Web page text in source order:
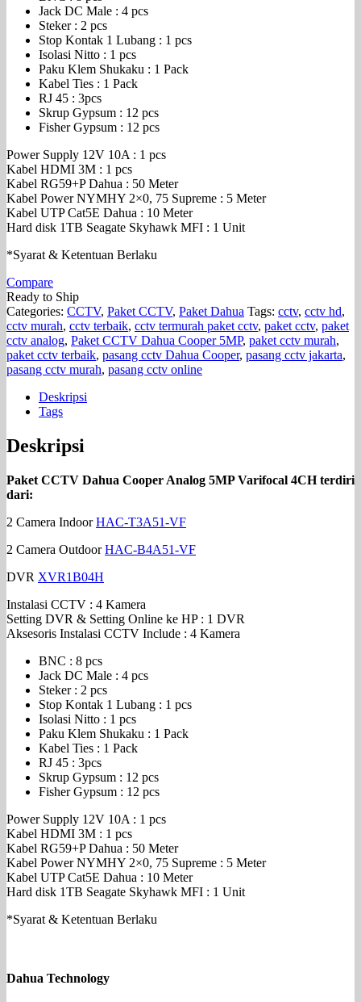
Jack DC Male : 4 pcs
Steker : 2 pcs
Stop Kontak 1 Lubang : 1 pcs
Isolasi Nitto : 1 pcs
Paku Klem Shukaku : 1 Pack
Kabel Ties : 1 Pack
RJ 45 : 3pcs
Skrup Gypsum : 12 pcs
Fisher Gypsum : 12 pcs
Power Supply 12V 10A : 1 pcs
Kabel HDMI 3M : 1 pcs
Kabel RG59+P Dahua : 50 Meter
Kabel Power NYMHY 2×0, 75 Supreme : 5 Meter
Kabel UTP Cat5E Dahua : 10 Meter
Hard disk 1TB Seagate Skyhawk MFI : 1 Unit
*Syarat & Ketentuan Berlaku
Compare
Ready to Ship
Categories: CCTV, Paket CCTV, Paket Dahua Tags: cctv, cctv hd,
cctv murah, cctv terbaik, cctv termurah paket cctv, paket cctv, paket
cctv analog, Paket CCTV Dahua Cooper 5MP, paket cctv murah,
paket cctv terbaik, pasang cctv Dahua Cooper, pasang cctv jakarta,
pasang cctv murah, pasang cctv online
Deskripsi
Tags
Deskripsi
Paket CCTV Dahua Cooper Analog 5MP Varifocal 4CH terdiri
dari:
2 Camera IndoorHAC-T3A51-VF
2 Camera OutdoorHAC-B4A51-VF
DVR XVR1B04H
Instalasi CCTV : 4 Kamera
Setting DVR & Setting Online ke HP : 1 DVR
Aksesoris Instalasi CCTV Include : 4 Kamera
BNC : 8 pcs
Jack DC Male : 4 pcs
Steker : 2 pcs
Stop Kontak 1 Lubang : 1 pcs
Isolasi Nitto : 1 pcs
Paku Klem Shukaku : 1 Pack
Kabel Ties : 1 Pack
RJ 45 : 3pcs
Skrup Gypsum : 12 pcs
Fisher Gypsum : 12 pcs
Power Supply 12V 10A : 1 pcs
Kabel HDMI 3M : 1 pcs
Kabel RG59+P Dahua : 50 Meter
Kabel Power NYMHY 2×0, 75 Supreme : 5 Meter
Kabel UTP Cat5E Dahua : 10 Meter
Hard disk 1TB Seagate Skyhawk MFI : 1 Unit
*Syarat & Ketentuan Berlaku
Dahua Technology